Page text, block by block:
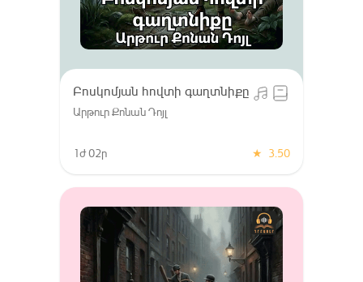
Բոսկոմյան հովտի գաղտնիքը
Արթուր Քոնան Դոյլ
1ժ 02ր ★ 3.50